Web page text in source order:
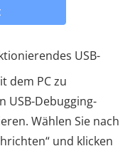
USB-
dem PC zu
USB-Debugging-
Wählen Sie nach
und klicken